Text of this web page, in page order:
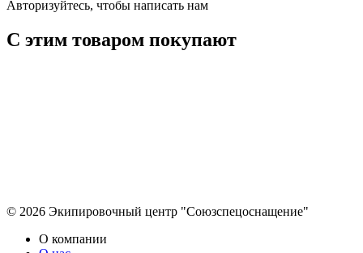
Авторизуйтесь, чтобы написать нам
С этим товаром покупают
© 2026 Экипировочный центр "Союзспецоснащение"
О компании